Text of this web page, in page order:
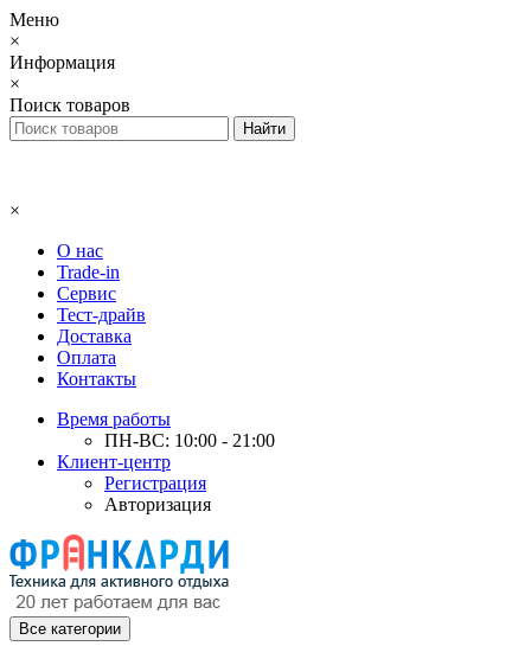
Меню
×
Информация
×
Поиск товаров
×
О нас
Trade-in
Сервис
Тест-драйв
Доставка
Оплата
Контакты
Время работы
ПН-ВС: 10:00 - 21:00
Клиент-центр
Регистрация
Авторизация
Все категории